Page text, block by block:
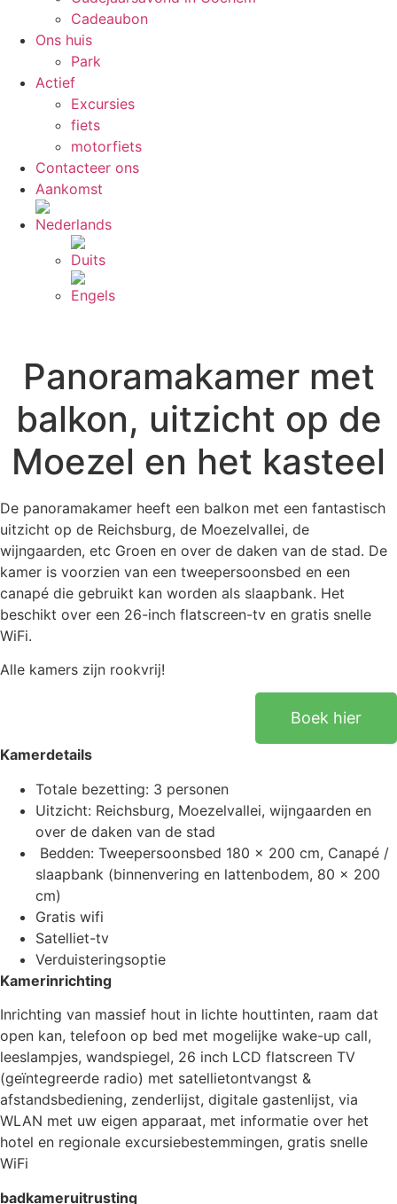
Cadeaubon
Ons huis
Park
Actief
Excursies
fiets
motorfiets
Contacteer ons
Aankomst
Panoramakamer met
balkon, uitzicht op de
Moezel en het kasteel
De panoramakamer heeft een balkon met een fantastisch
uitzicht op de Reichsburg, de Moezelvallei, de
wijngaarden, etc Groen en over de daken van de stad. De
kamer is voorzien van een tweepersoonsbed en een
canapé die gebruikt kan worden als slaapbank. Het
beschikt over een 26-inch flatscreen-tv en gratis snelle
WiFi.
Alle kamers zijn rookvrij!
Boek hier
Kamerdetails
Totale bezetting: 3 personen
Uitzicht: Reichsburg, Moezelvallei, wijngaarden en
over de daken van de stad
Bedden: Tweepersoonsbed 180 x 200 cm, Canapé /
slaapbank (binnenvering en lattenbodem, 80 x 200
cm)
Gratis wifi
Satelliet-tv
Verduisteringsoptie
Kamerinrichting
Inrichting van massief hout in lichte houttinten, raam dat
open kan, telefoon op bed met mogelijke wake-up call,
leeslampjes, wandspiegel, 26 inch LCD flatscreen TV
(geïntegreerde radio) met satellietontvangst &
afstandsbediening, zenderlijst, digitale gastenlijst, via
WLAN met uw eigen apparaat, met informatie over het
hotel en regionale excursiebestemmingen, gratis snelle
WiFi
badkameruitrusting